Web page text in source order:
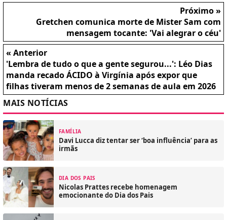
Próximo »
Gretchen comunica morte de Mister Sam com
mensagem tocante: 'Vai alegrar o céu'
« Anterior
'Lembra de tudo o que a gente segurou...': Léo Dias
manda recado ÁCIDO à Virgínia após expor que
filhas tiveram menos de 2 semanas de aula em 2026
MAIS NOTÍCIAS
FAMÍLIA
Davi Lucca diz tentar ser ‘boa influência’ para as
irmãs
DIA DOS PAIS
Nicolas Prattes recebe homenagem
emocionante do Dia dos Pais